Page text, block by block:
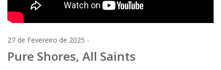
27 de Fevereiro de 2025 -
Pure Shores, All Saints